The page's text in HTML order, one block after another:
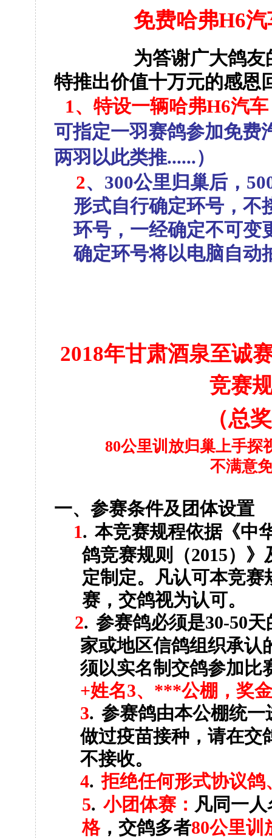
免费哈弗H6汽
为答谢广大鸽
特推出价值十万元的感恩
1、特设一辆哈弗H6汽车
可指定一羽赛鸽参加免费
两羽以此类推......）
2、 300公里归巢后，
形式自行确定环号，不
环号，一经确定不可变
确定环号将以电脑自动
2018年甘肃酒泉至诚
竞赛
（总
80公里训放归巢上手探
不满意
一、参赛条件及团体设置
1. 本竞赛规程依据《中
鸽竞赛规则（2015）》
定制定。凡认可本竞
赛，交鸽视为认可。
2. 参赛鸽必须是30-50天
家或地区信鸽组织承认
须以实名制交鸽参加比
+姓名3、 ***公棚，奖
3. 参赛鸽由本公棚统
做过疫苗接种，请在交
不接收。
4. 拒绝任何形式协议鸽
5. 小团体赛： 凡同一
格，交鸽多者80公里训